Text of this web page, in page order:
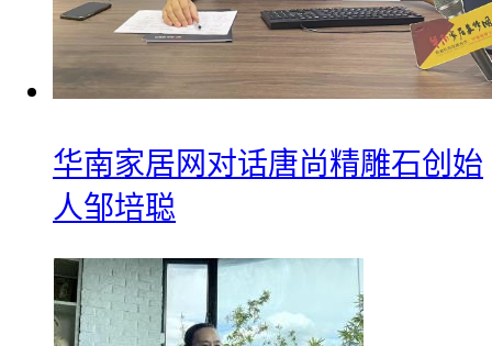
华南家居网对话唐尚精雕石创始
人邹培聪